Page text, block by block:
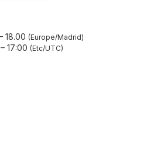
18.00 Europe/Madrid
– 17:00 Etc/UTC